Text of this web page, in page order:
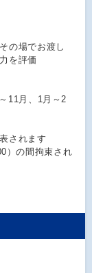
の場でお渡し
を評価
11月、1月～2
されます
）の間拘束され